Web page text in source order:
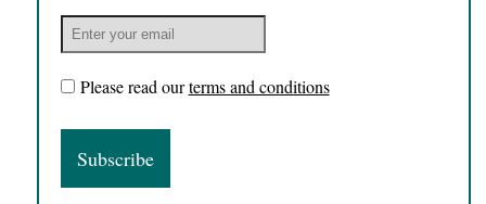
Please read ourterms and conditions